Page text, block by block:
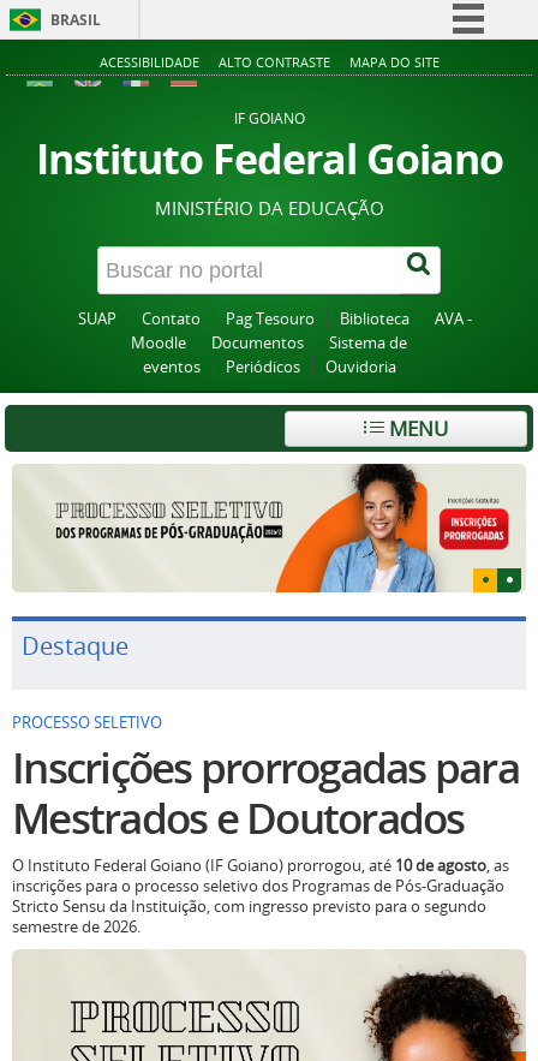
BRASIL
Simplifique!
Acesso à informação
Legislação
Canais
ACESSIBILIDADE ALTO CONTRASTE MAPA DO SITE
IF GOIANO
Instituto Federal Goiano
MINISTÉRIO DA EDUCAÇÃO
SUAP Contato Pag Tesouro Biblioteca
AVA -
Moodle
Documentos
Sistema de
eventos
Periódicos Ouvidoria
MENU
Destaque
PROCESSO SELETIVO
Inscrições prorrogadas para
Mestrados e Doutorados
O Instituto Federal Goiano (IF Goiano) prorrogou, até 10 de agosto, as
inscrições para o processo seletivo dos Programas de Pós-Graduação
Stricto Sensu da Instituição, com ingresso previsto para o segundo
semestre de 2026.